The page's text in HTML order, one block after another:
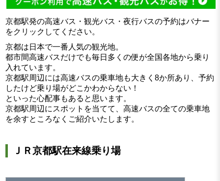
京都駅発の高速バス・観光バス・夜行バスの予約はバナー
をクリックしてください。
京都は日本で一番人気の観光地。
都市間高速バスだけでも毎日多くの便が全国各地から乗り
入れています。
京都駅周辺には高速バスの乗車地も大きく8か所あり、予約
したけど乗り場がどこかわからない！
といった心配事もあると思います。
京都駅周辺にスポットを当てて、高速バスの全ての乗車地
を余すところなくご紹介いたします。
ＪＲ京都駅在来線乗り場